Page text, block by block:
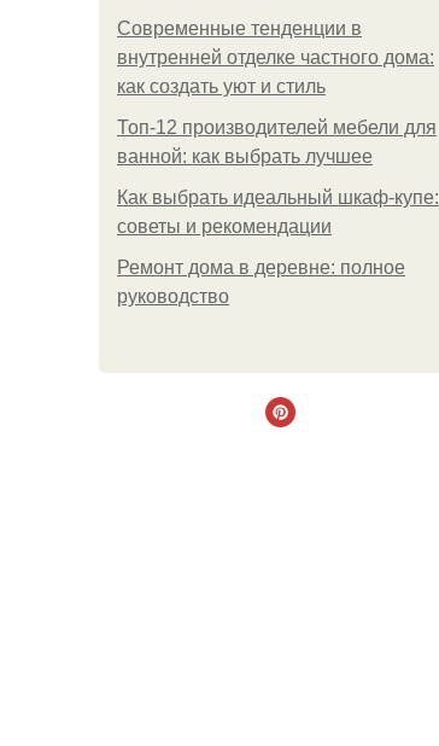
Современные тенденции в
внутренней отделке частного дома:
как создать уют и стиль
Топ-12 производителей мебели для
ванной: как выбрать лучшее
Как выбрать идеальный шкаф-купе:
советы и рекомендации
Ремонт дома в деревне: полное
руководство